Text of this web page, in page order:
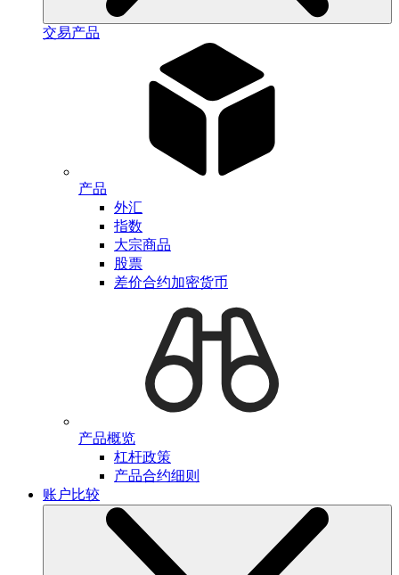
交易产品
产品
外汇
指数
大宗商品
股票
差价合约加密货币
产品概览
杠杆政策
产品合约细则
账户比较